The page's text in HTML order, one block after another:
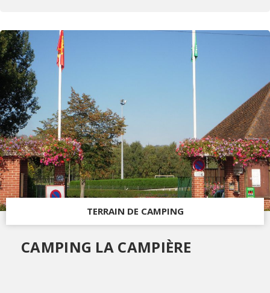
TERRAIN DE CAMPING
CAMPING LA CAMPIÈRE